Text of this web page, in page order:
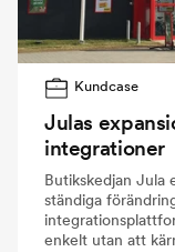
Kundcase
Julas
integrationer
Butikskedjan Jula
ständiga
enkelt utan att